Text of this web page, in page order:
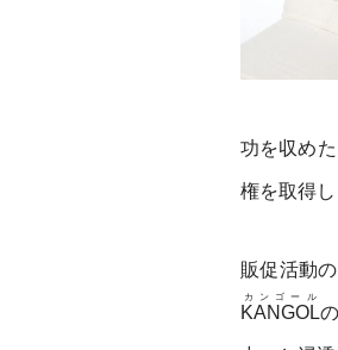
功を収めた
権を取得し
販促活動
KANGOL
カンゴール